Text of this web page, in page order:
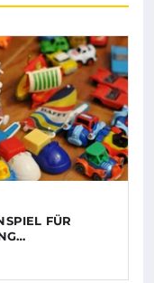
FÜR